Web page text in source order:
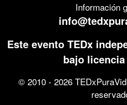
Información
Este evento TEDx
bajo licencia
© 2010 - 2026